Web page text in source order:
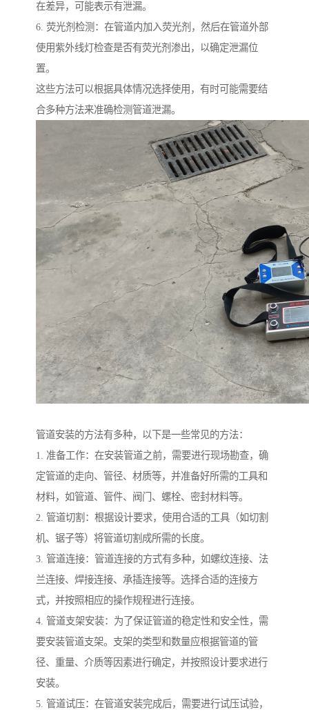
在差异，可能表示有泄漏。
6. 荧光剂检测：在管道内加入荧光剂，然后在管道外部
使用紫外线灯检查是否有荧光剂渗出，以确定泄漏位
置。
这些方法可以根据具体情况选择使用，有时可能需要结
合多种方法来准确检测管道泄漏。
管道安装的方法有多种，以下是一些常见的方法：
1. 准备工作：在安装管道之前，需要进行现场勘查，确
定管道的走向、管径、材质等，并准备好所需的工具和
材料，如管道、管件、阀门、螺栓、密封材料等。
2. 管道切割：根据设计要求，使用合适的工具（如切割
机、锯子等）将管道切割成所需的长度。
3. 管道连接：管道连接的方式有多种，如螺纹连接、法
兰连接、焊接连接、承插连接等。选择合适的连接方
式，并按照相应的操作规程进行连接。
4. 管道支架安装：为了保证管道的稳定性和安全性，需
要安装管道支架。支架的类型和数量应根据管道的管
径、重量、介质等因素进行确定，并按照设计要求进行
安装。
5. 管道试压：在管道安装完成后，需要进行试压试验，